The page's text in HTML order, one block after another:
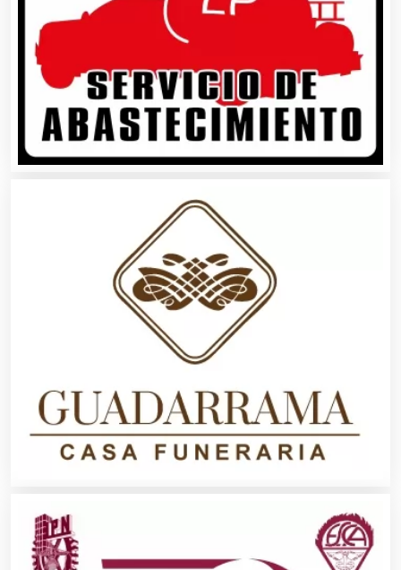
Almacenaje
Alquiler de Autos
Alquiler de Equipos para Fiestas
Alquiler de Sillas y Mesas
Alquiler de Trajes de Etiqueta
Aluminio
Análisis Clínicos